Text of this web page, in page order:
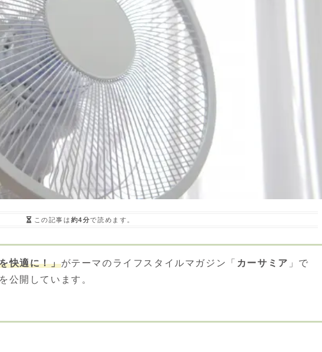
この記事は 約4分で読めます。
快適に！」がテーマのライフスタイルマガジン「 カーサミア 」で
公開しています。